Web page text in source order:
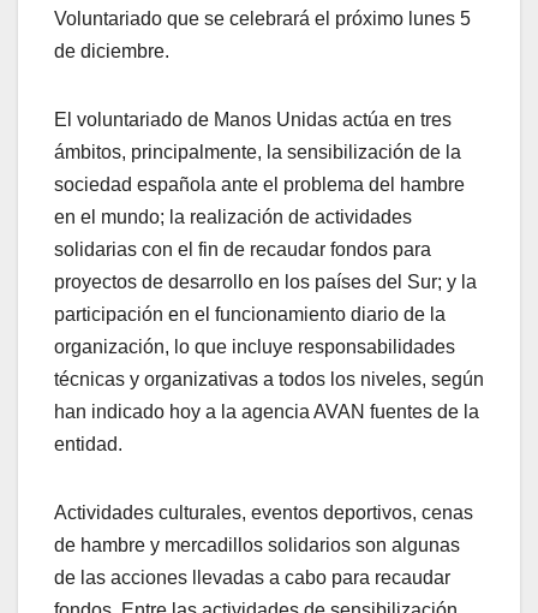
Voluntariado que se celebrará el próximo lunes 5
de diciembre.
El voluntariado de Manos Unidas actúa en tres
ámbitos, principalmente, la sensibilización de la
sociedad española ante el problema del hambre
en el mundo; la realización de actividades
solidarias con el fin de recaudar fondos para
proyectos de desarrollo en los países del Sur; y la
participación en el funcionamiento diario de la
organización, lo que incluye responsabilidades
técnicas y organizativas a todos los niveles, según
han indicado hoy a la agencia AVAN fuentes de la
entidad.
Actividades culturales, eventos deportivos, cenas
de hambre y mercadillos solidarios son algunas
de las acciones llevadas a cabo para recaudar